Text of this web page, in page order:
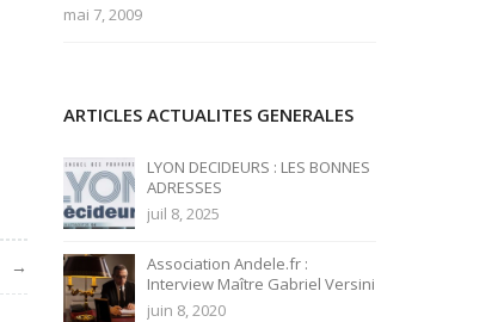
mai 7, 2009
ARTICLES ACTUALITES GENERALES
LYON DECIDEURS : LES BONNES
ADRESSES
juil 8, 2025
Association Andele.fr :
Interview Maître Gabriel Versini
juin 8, 2020